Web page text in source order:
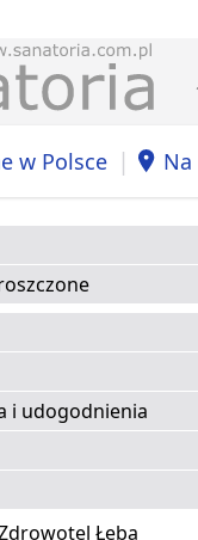
w Polsce |
i udogodnienia